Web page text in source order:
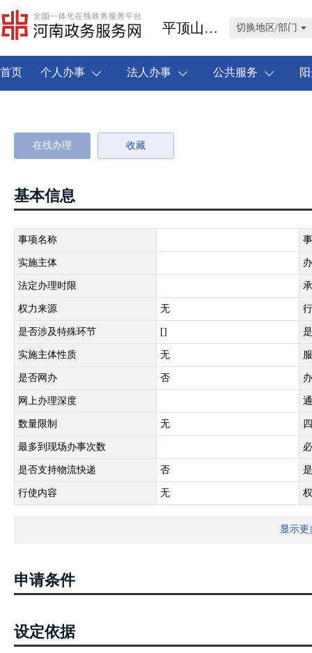
平顶山市叶县 切换地区/部门
首页 个人办事 法人办事 公共服务
在线办理 收藏
基本信息
事项名称
实施主体
法定办理时限
权力来源 无
是否涉及特殊环节 []
实施主体性质 无
是否网办 否
网上办理深度
数量限制 无
最多到现场办事次数
是否支持物流快递 否
行使内容 无
显示更
申请条件
设定依据